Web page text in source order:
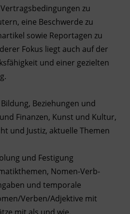
zu
eine Beschwerde zu
sowie Reportagen zu
Fokus liegt auch auf der
und einer gezielten
Beziehungen und
Finanzen, Kunst und Kultur,
und Justiz, aktuelle Themen
und Festigung
Nomen-Verb-
und temporale
Verben/Adjektive mit